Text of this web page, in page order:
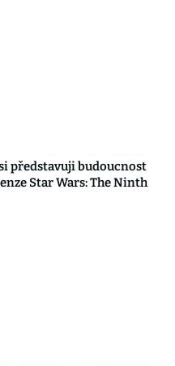
představuji budoucnost
Star Wars: The Ninth